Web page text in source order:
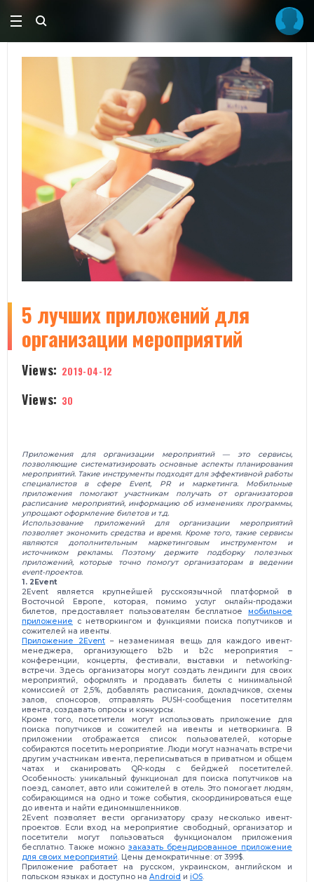
5 лучших приложений для
организации мероприятий
Views: 2019-04-12
Views: 30
Приложения для организации мероприятий — это сервисы,
позволяющие систематизировать основные аспекты планирования
мероприятий. Такие инструменты подходят для эффективной работы
специалистов в сфере Event, PR и маркетинга. Мобильные
приложения помогают участникам получать от организаторов
расписание мероприятий, информацию об изменениях программы,
упрощают оформление билетов и т.д.
Использование приложений для организации мероприятий
позволяет экономить средства и время. Кроме того, такие сервисы
являются дополнительным маркетинговым инструментом и
источником рекламы. Поэтому держите подборку полезных
приложений, которые точно помогут организаторам в ведении
event-проектов.
1. 2Event
2Event является крупнейшей русскоязычной платформой в
Восточной Европе, которая, помимо услуг онлайн-продажи
билетов, предоставляет пользователям бесплатное мобильное
приложение с нетворкингом и функциями поиска попутчиков и
сожителей на ивенты.
Приложение 2Event – незаменимая вещь для каждого ивент-
менеджера, организующего b2b и b2c мероприятия –
конференции, концерты, фестивали, выставки и networking-
встречи. Здесь организаторы могут создать лендинги для своих
мероприятий, оформлять и продавать билеты с минимальной
комиссией от 2,5%, добавлять расписания, докладчиков, схемы
залов, спонсоров, отправлять PUSH-сообщения посетителям
ивента, создавать опросы и конкурсы.
Кроме того, посетители могут использовать приложение для
поиска попутчиков и сожителей на ивенты и нетворкинга. В
приложении отображается список пользователей, которые
собираются посетить мероприятие. Люди могут назначать встречи
другим участникам ивента, переписываться в приватном и общем
чатах и сканировать QR-коды с бейджей посетителей.
Особенность: уникальный функционал для поиска попутчиков на
поезд, самолет, авто или сожителей в отель. Это помогает людям,
собирающимся на одно и тоже события, скоординироваться еще
до ивента и найти единомышленников.
2Event позволяет вести организатору сразу несколько ивент-
проектов. Если вход на мероприятие свободный, организатор и
посетители могут пользоваться функционалом приложения
бесплатно. Также можно заказать брендированное приложение
для своих мероприятий. Цены демократичные: от 399$.
Приложение работает на русском, украинском, английском и
польском языках и доступно на Android и iOS.